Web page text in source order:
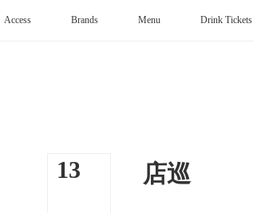
Access Brands Menu Drink Tickets
13 店巡